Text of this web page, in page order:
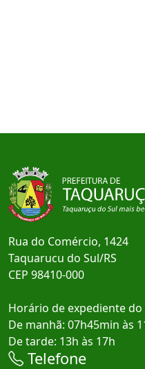
Rua do Comércio, 1424
Taquarucu do Sul/RS
CEP 98410-000
Horário de expediente
De manhã: 07h45min às
De tarde: 13h às 17h
Telefone